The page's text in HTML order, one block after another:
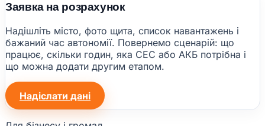
Заявка на розрахунок
Надішліть місто, фото щита, список навантажень і
бажаний час автономії. Повернемо сценарій: що
працює, скільки годин, яка СЕС або АКБ потрібна і
що можна додати другим етапом.
Надіслати дані